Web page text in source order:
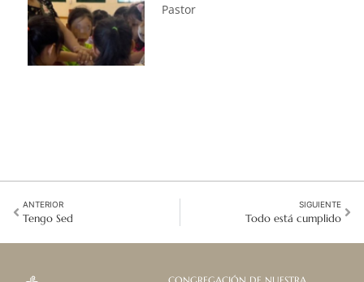
Pastor
ANTERIOR
Tengo Sed
SIGUIENTE
Todo está cumplido